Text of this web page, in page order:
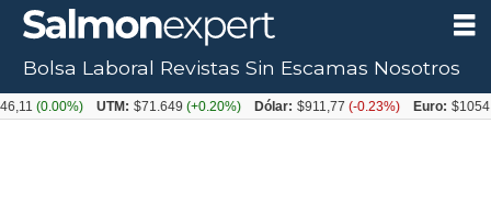
Bolsa Laboral Revistas Sin Escamas Nosotros
UTM: $71.649(+0.20%) Dólar: $911,77(-0.23%) Euro: $1054,31